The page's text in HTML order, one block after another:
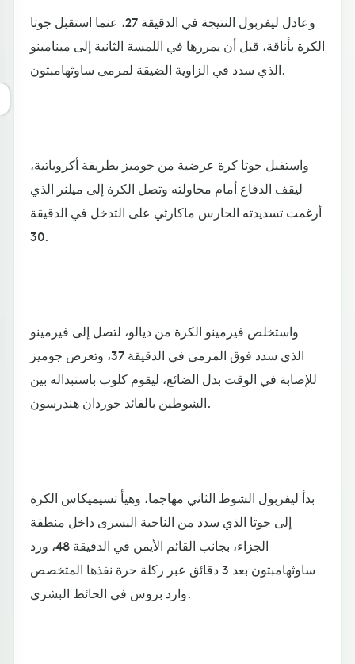
وعادل ليفربول النتيجة في الدقيقة 27، عنما استقبل جوتا
الكرة بأناقة، قبل أن يمررها في اللمسة الثانية إلى مينامينو
الذي سدد في الزاوية الضيقة لمرمى ساوثهامبتون.
واستقبل جوتا كرة عرضية من جوميز بطريقة أكروباتية،
ليقف الدفاع أمام محاولته وتصل الكرة إلى ميلنر الذي
أرغمت تسديدته الحارس ماكارثي على التدخل في الدقيقة
30.
واستخلص فيرمينو الكرة من ديالو، لتصل إلى فيرمينو
الذي سدد فوق المرمى في الدقيقة 37، وتعرض جوميز
للإصابة في الوقت بدل الضائع، ليقوم كلوب باستبداله بين
الشوطين بالقائد جوردان هندرسون.
بدأ ليفربول الشوط الثاني مهاجما، وهيأ تسيميكاس الكرة
إلى جوتا الذي سدد من الناحية اليسرى داخل منطقة
الجزاء، بجانب القائم الأيمن في الدقيقة 48، ورد
ساوثهامبتون بعد 3 دقائق عبر ركلة حرة نفذها المتخصص
وارد بروس في الحائط البشري.